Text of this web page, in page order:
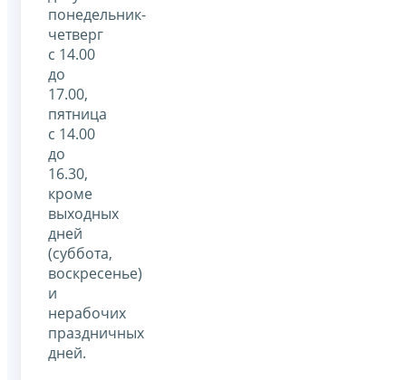
понедельник-
четверг
с 14.00
до
17.00,
пятница
с 14.00
до
16.30,
кроме
выходных
дней
(суббота,
воскресенье)
и
нерабочих
праздничных
дней.